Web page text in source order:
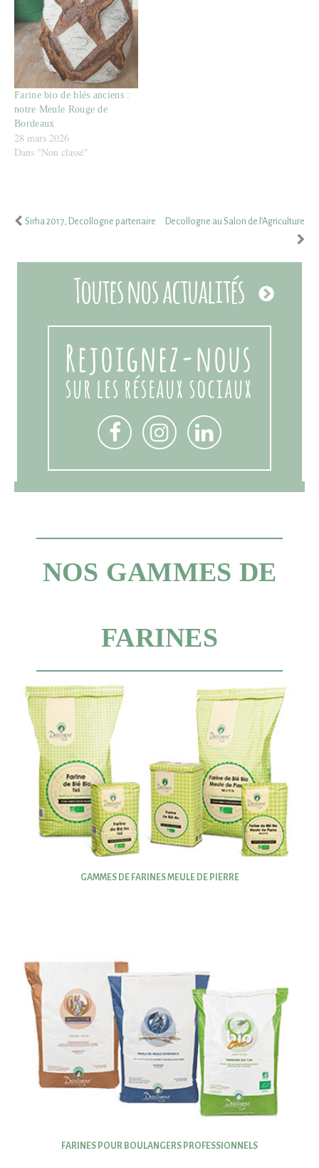
Farine bio de blés anciens :
notre Meule Rouge de
Bordeaux
28 mars 2026
Dans "Non classé"
Sirha 2017, Decollogne partenaire Decollogne au Salon de l’Agriculture
Toutes nos actualités
Rejoignez-nous
sur les réseaux sociaux
NOS GAMMES DE
FARINES
GAMMES DE FARINES MEULE DE PIERRE
FARINES POUR BOULANGERS PROFESSIONNELS